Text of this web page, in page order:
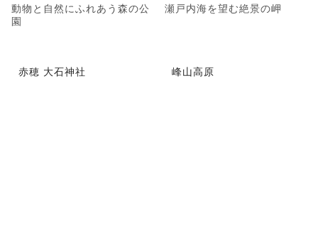
動物と自然にふれあう森の公
園
瀬戸内海を望む絶景の岬
赤穂 大石神社 峰山高原